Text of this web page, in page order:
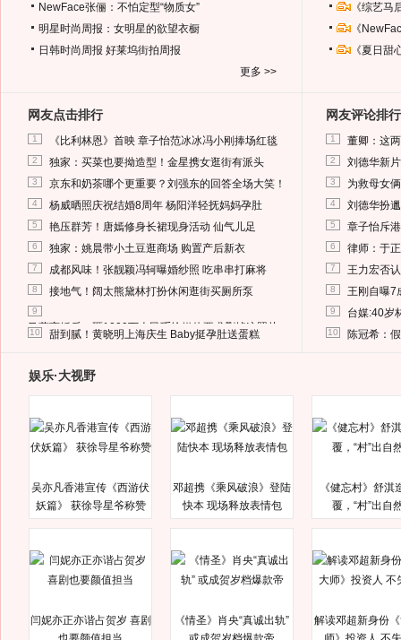
NewFace张俪：不怕定型“物质女”
明星时尚周报：女明星的欲望衣橱
日韩时尚周报 好莱坞街拍周报
更多 >>
《综艺
《
《夏日
网友点击排行
1 《比利林恩》首映 章子怡范冰冰冯小刚捧场红毯
2 独家：买菜也要拗造型！金星携女逛街有派头
3 京东和奶茶哪个更重要？刘强东的回答全场大笑！
4 杨威晒照庆祝结婚8周年 杨阳洋轻抚妈妈孕肚
5 艳压群芳！唐嫣修身长裙现身活动 仙气儿足
6 独家：姚晨带小土豆逛商场 购置产后新衣
7 成都风味！张靓颖冯轲曝婚纱照 吃串串打麻将
8 接地气！阔太熊黛林打扮休闲逛街买厕所泵
9
马蓉离婚后，砸1000万人民币给媒体要求删掉这照片
10 甜到腻！黄晓明上海庆生 Baby挺孕肚送蛋糕
网友评论排行
1 董卿：这
2 刘德华新
3 为救母女
4 刘德华扮
5 章子怡斥
6 律师：于
7 王力宏否
8 王刚自曝7
9 台媒:40岁
10 陈冠希：
娱乐·大视野
吴亦凡香港宣传《西游伏
妖篇》 获徐导星爷称赞
邓超携《乘风破浪》登陆
快本 现场释放表情包
《健忘村》舒淇
覆，“村”出自
闫妮亦正亦谐占贺岁 喜剧
《情圣》肖央“真诚出轨”
解读邓超新身份